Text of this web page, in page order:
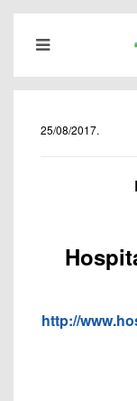
25/08/2017.
http://